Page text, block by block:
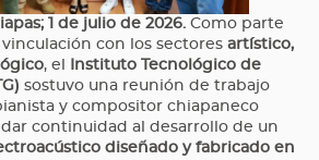
1 de julio de 2026. Como parte
con los sectores artístico,
, el
Instituto Tecnológico de
sostuvo una reunión de trabajo
y compositor chiapaneco
dar continuidad al desarrollo de un
diseñado y fabricado en